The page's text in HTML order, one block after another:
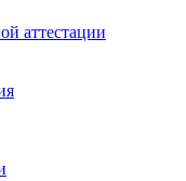
аттестации